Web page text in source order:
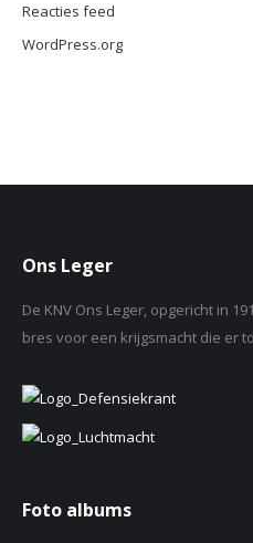
Reacties feed
WordPress.org
Ons Leger
De KNV Ons Leger, opgericht in
bres voor een krijgsmacht die er
Foto albums